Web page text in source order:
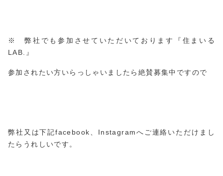
※ 弊社でも参加させていただいております『住まいる
LAB.』
参加されたい方いらっしゃいましたら絶賛募集中ですので
弊社又は下記facebook、Instagramへご連絡いただけまし
たらうれしいです。